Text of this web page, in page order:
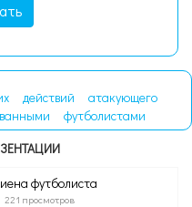
действий
атакующего
футболистами
футболиста
221 просмотров